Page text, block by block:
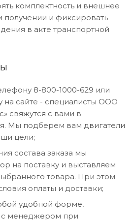
комплектность и внешнее
получении и фиксировать
в акте транспортной
8-800-1000-629 или
на сайте - специалисты ООО
свяжутся с вами в
Мы подберем вам двигатели
цели;
состава заказа мы
на поставку и выставляем
товара. При этом
оплаты и доставки;
удобной форме,
с менеджером при